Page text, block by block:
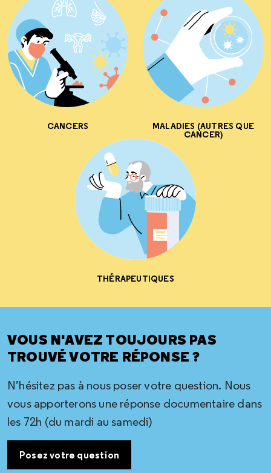
CANCERS MALADIES (AUTRES QUE
CANCER)
THÉRAPEUTIQUES
VOUS N'AVEZ TOUJOURS PAS
TROUVÉ VOTRE RÉPONSE ?
N’hésitez pas à nous poser votre question. Nous
vous apporterons une réponse documentaire dans
les 72h (du mardi au samedi)
Posez votre question